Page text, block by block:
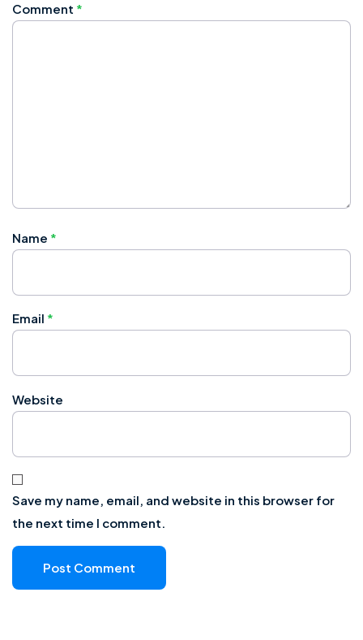
Comment *
Name *
Email *
Website
Save my name, email, and website in this browser for
the next time I comment.